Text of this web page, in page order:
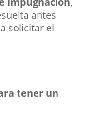
antes
solicitar el
tener un